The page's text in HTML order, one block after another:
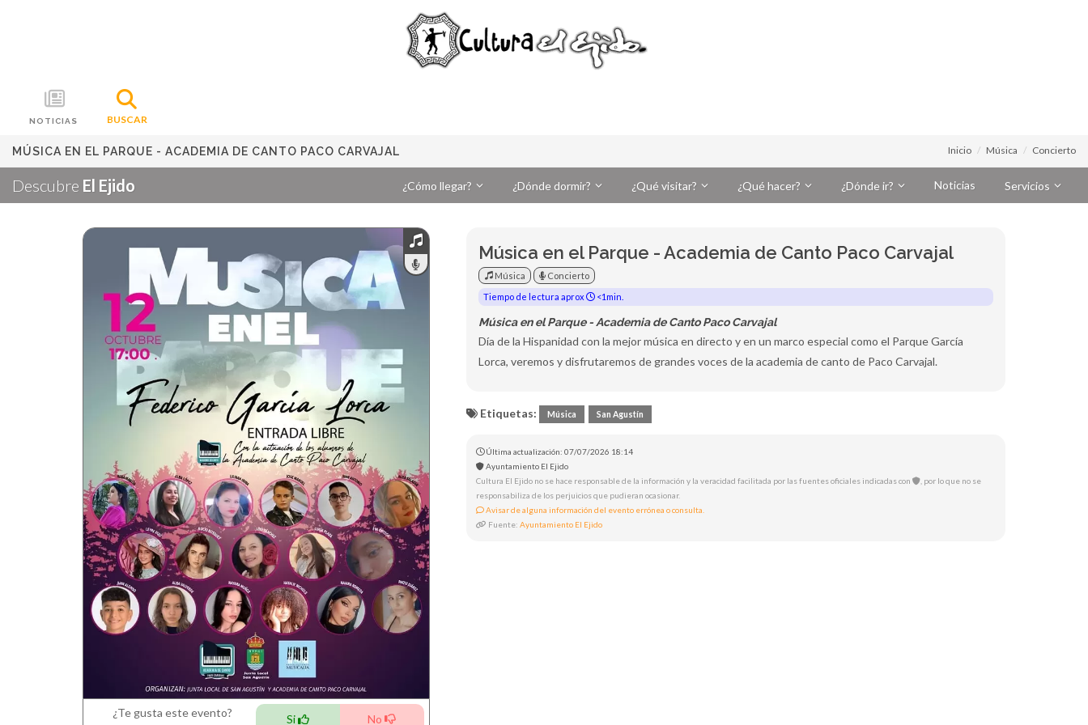
NOTICIAS BUSCAR
MÚSICA EN EL PARQUE - ACADEMIA DE CANTO PACO CARVAJAL Inicio Música Concierto
Descubre El Ejido ¿Cómo llegar? ¿Dónde dormir? ¿Qué visitar? ¿Qué hacer? ¿Dónde ir? Noticias Servicios
¿Te gusta este evento? Si No
Música en el Parque - Academia de Canto Paco Carvajal
Música
Concierto
Tiempo de lectura aprox
<1min.
Música en el Parque - Academia de Canto Paco Carvajal
Día de la Hispanidad con la mejor música en directo y en un marco especial como el Parque García
Lorca, veremos y disfrutaremos de grandes voces de la academia de canto de Paco Carvajal.
Etiquetas: Música San Agustín
Última actualización: 07/07/2026 18:14
Ayuntamiento El Ejido
Cultura El Ejido no se hace responsable de la información y la veracidad facilitada por las fuentes oficiales indicadas con
, por lo que no se
responsabiliza de los perjuicios que pudieran ocasionar.
Avisar de alguna información del evento errónea o consulta.
Fuente:Ayuntamiento El Ejido